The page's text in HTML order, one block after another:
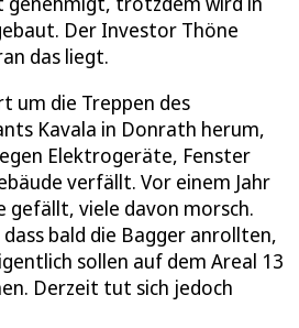
Der Investor Thöne
das liegt.
um die Treppen des
Kavala in Donrath herum,
Elektrogeräte, Fenster
verfällt. Vor einem Jahr
gefällt, viele davon morsch.
bald die Bagger anrollten,
sollen auf dem Areal 13
Derzeit tut sich jedoch